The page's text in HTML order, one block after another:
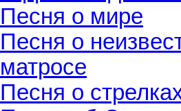
Песня о мире
Песня о
матросе
Песня о